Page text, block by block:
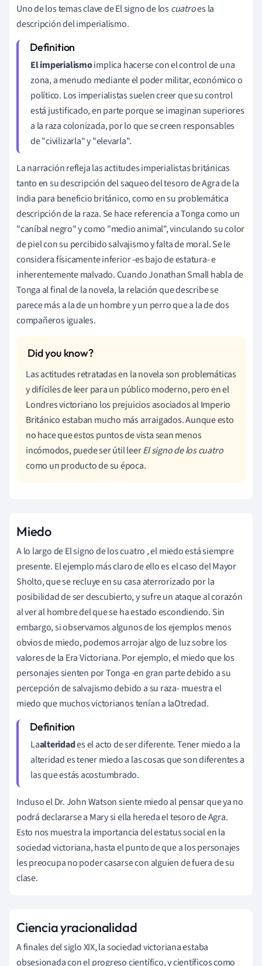
Uno de los temas clave de El signo de loscuatroes la
descripción del imperialismo.
El imperialismoimplica hacerse con el control de una
zona, a menudo mediante el poder militar, económico o
político. Los imperialistas suelen creer que su control
está justificado, en parte porque se imaginan superiores
a la raza colonizada, por lo que se creen responsables
de "civilizarla" y "elevarla".
La narración refleja las actitudes imperialistas británicas
tanto en su descripción del saqueo del tesoro de Agra de la
India para beneficio británico, como en su problemática
descripción de la raza. Se hace referencia a Tonga como un
"caníbal negro" y como "medio animal", vinculando su color
de piel con su percibido salvajismo y falta de moral. Se le
considera físicamente inferior -es bajo de estatura- e
inherentemente malvado. Cuando Jonathan Small habla de
Tonga al final de la novela, la relación que describe se
parece más a la de un hombre y un perro que a la de dos
compañeros iguales.
Las actitudes retratadas en la novela son problemáticas
y difíciles de leer para un público moderno, pero en el
Londres victoriano los prejuicios asociados al Imperio
Británico estaban mucho más arraigados. Aunque esto
no hace que estos puntos de vista sean menos
incómodos, puede ser útil leerEl signo de los cuatro
como un producto de su época.
Miedo
A lo largo de El signo de los cuatro ,el miedo está siempre
presente. El ejemplo más claro de ello es el caso del Mayor
Sholto, que se recluye en su casa aterrorizado por la
posibilidad de ser descubierto, y sufre un ataque al corazón
al ver al hombre del que se ha estado escondiendo. Sin
embargo, si observamos algunos de los ejemplos menos
obvios de miedo, podemos arrojar algo de luz sobre los
valores de la Era Victoriana. Por ejemplo, el miedo que los
personajes sienten por Tonga -en gran parte debido a su
percepción de salvajismo debido a su raza- muestra el
miedo que muchos victorianos tenían a laOtredad.
Laalteridades el acto de ser diferente. Tener miedo a la
alteridad es tener miedo a las cosas que son diferentes a
las que estás acostumbrado.
Incluso el Dr. John Watson siente miedo al pensar que ya no
podrá declararse a Mary si ella hereda el tesoro de Agra.
Esto nos muestra la importancia del estatus social en la
sociedad victoriana, hasta el punto de que a los personajes
les preocupa no poder casarse con alguien de fuera de su
clase.
Ciencia yracionalidad
A finales del siglo XIX, la sociedad victoriana estaba
obsesionada con el progreso científico, y científicos como